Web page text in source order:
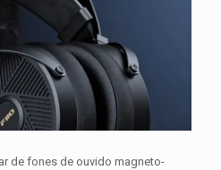
de fones de ouvido magneto-